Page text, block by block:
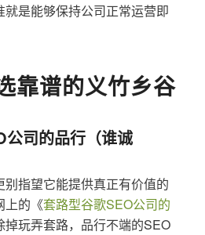
是能够保持公司正常运营即
靠谱的义竹乡谷
公司的品行（谁诚
指望它能提供真正有价值的
上的《套路型谷歌SEO公司的
掉玩弄套路，品行不端的SEO